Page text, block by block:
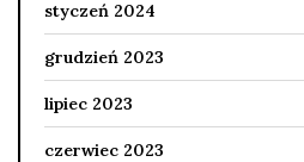
styczeń 2024
grudzień 2023
lipiec 2023
czerwiec 2023